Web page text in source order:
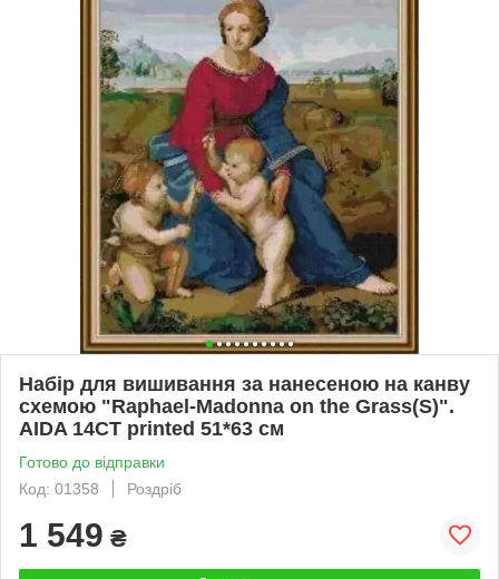
Набір для вишивання за нанесеною на канву
схемою "Raphael-Madonna on the Grass(S)".
AIDA 14CT printed 51*63 см
Готово до відправки
Код: 01358
Роздріб
1 549 ₴